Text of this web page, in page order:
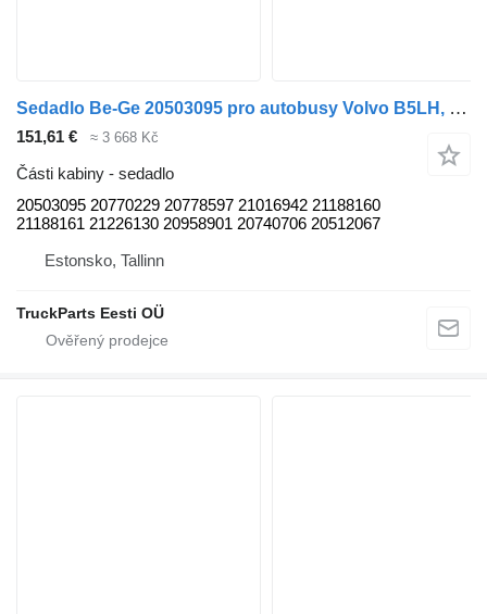
Sedadlo Be-Ge 20503095 pro autobusy Volvo B5LH, B0E (2008-)
151,61 € ≈ 3 668 Kč
Části kabiny - sedadlo
20503095 20770229 20778597 21016942 21188160
21188161 21226130 20958901 20740706 20512067
Estonsko, Tallinn
TruckParts Eesti OÜ